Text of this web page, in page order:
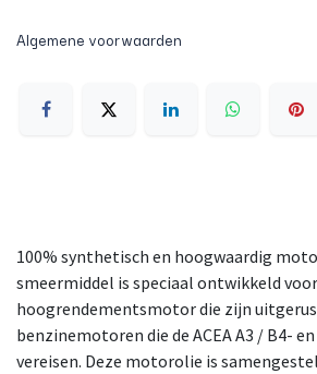
Algemene voorwaarden
100% synthetisch en hoogwaardig
smeermiddel is speciaal ontwikkeld
hoogrendementsmotor die zijn
benzinemotoren die de ACEA A3 / B4-
vereisen. Deze motorolie is